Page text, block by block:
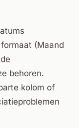
(Maand
behoren.
kolom of